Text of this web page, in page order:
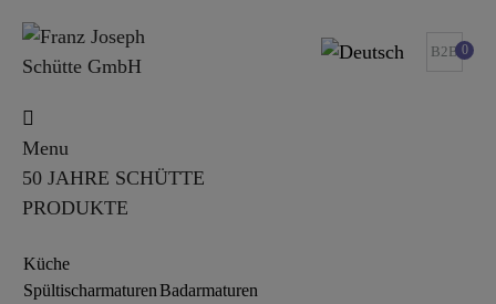
B2B 0
Menu
50 JAHRE SCHÜTTE
PRODUKTE
Küche
SpültischarmaturenBadarmaturen